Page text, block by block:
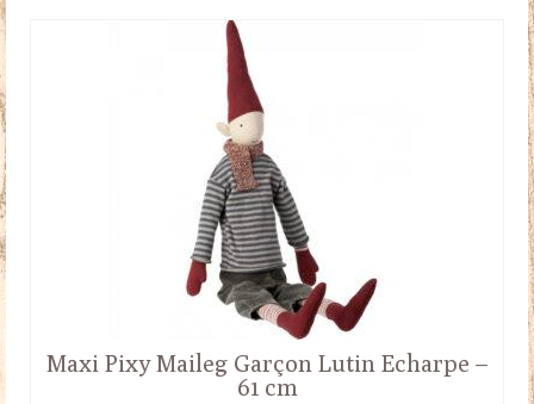
Maxi Pixy Maileg Garçon Lutin Echarpe –
61 cm